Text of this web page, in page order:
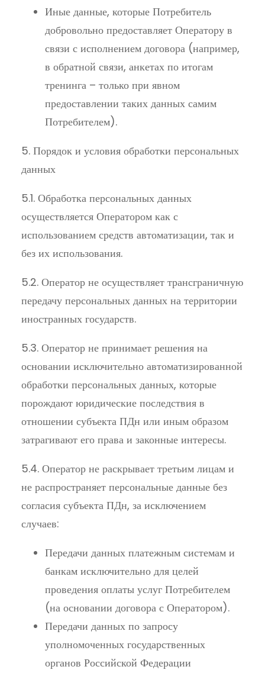
Иные данные, которые Потребитель
добровольно предоставляет Оператору в
связи с исполнением договора (например,
в обратной связи, анкетах по итогам
тренинга – только при явном
предоставлении таких данных самим
Потребителем).
5. Порядок и условия обработки персональных
данных
5.1. Обработка персональных данных
осуществляется Оператором как с
использованием средств автоматизации, так и
без их использования.
5.2. Оператор не осуществляет трансграничную
передачу персональных данных на территории
иностранных государств.
5.3. Оператор не принимает решения на
основании исключительно автоматизированной
обработки персональных данных, которые
порождают юридические последствия в
отношении субъекта ПДн или иным образом
затрагивают его права и законные интересы.
5.4. Оператор не раскрывает третьим лицам и
не распространяет персональные данные без
согласия субъекта ПДн, за исключением
случаев:
Передачи данных платежным системам и
банкам исключительно для целей
проведения оплаты услуг Потребителем
(на основании договора с Оператором).
Передачи данных по запросу
уполномоченных государственных
органов Российской Федерации